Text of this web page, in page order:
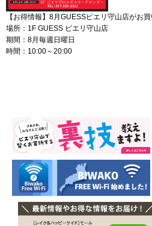
【お得情報】8月GUESSピエリ守山店がお
場所：1F GUESS ピエリ守山店
期間：8月毎週日曜日
時間：10:00～20:00